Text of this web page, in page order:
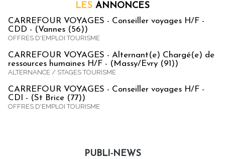
LES ANNONCES
CARREFOUR VOYAGES - Conseiller voyages H/F -
CDD - (Vannes (56))
OFFRES D'EMPLOI TOURISME
CARREFOUR VOYAGES - Alternant(e) Chargé(e) de
ressources humaines H/F - (Massy/Evry (91))
ALTERNANCE / STAGES TOURISME
CARREFOUR VOYAGES - Conseiller voyages H/F -
CDI - (St Brice (77))
OFFRES D'EMPLOI TOURISME
PUBLI-NEWS